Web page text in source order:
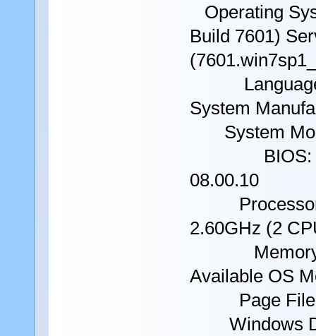
Operating
Build 7601)
Language:
System
System
BIOS:
08.00.10
Processor:
2.60GHz (2
Memory:
Available OS
Page File:
Windows